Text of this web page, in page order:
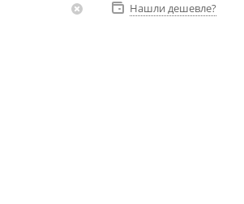
Нашли дешевле?